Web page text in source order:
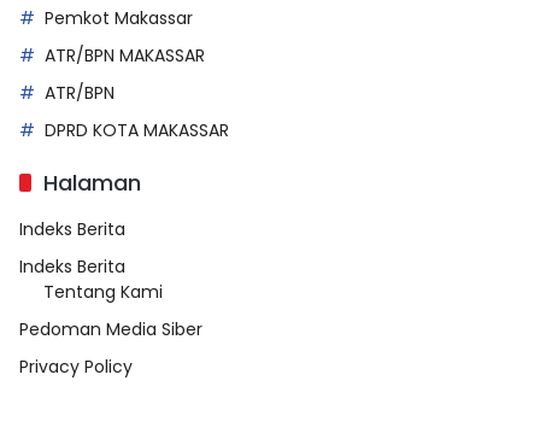
Pemkot Makassar
ATR/BPN MAKASSAR
ATR/BPN
DPRD KOTA MAKASSAR
Halaman
Indeks Berita
Indeks Berita
Tentang Kami
Pedoman Media Siber
Privacy Policy